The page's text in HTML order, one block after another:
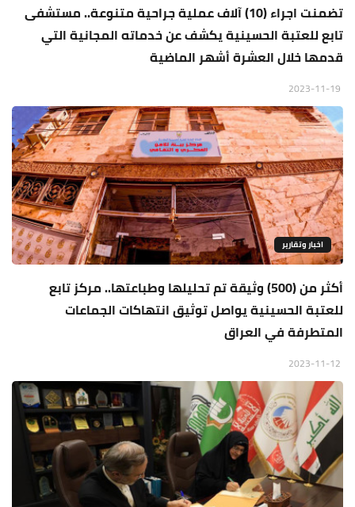
تضمنت اجراء (10) آلاف عملية جراحية متنوعة.. مستشفى
تابع للعتبة الحسينية يكشف عن خدماته المجانية التي
قدمها خلال العشرة أشهر الماضية
اخبار وتقارير
أكثر من (500) وثيقة تم تحليلها وطباعتها.. مركز تابع
للعتبة الحسينية يواصل توثيق انتهاكات الجماعات
المتطرفة في العراق